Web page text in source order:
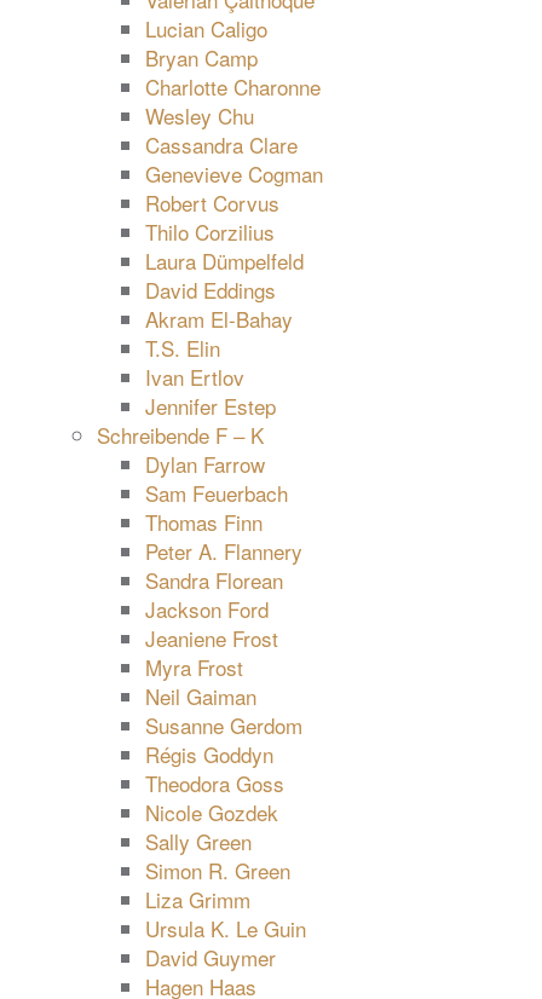
Lucian Caligo
Bryan Camp
Charlotte Charonne
Wesley Chu
Cassandra Clare
Genevieve Cogman
Robert Corvus
Thilo Corzilius
Laura Dümpelfeld
David Eddings
Akram El-Bahay
T.S. Elin
Ivan Ertlov
Jennifer Estep
Schreibende F – K
Dylan Farrow
Sam Feuerbach
Thomas Finn
Peter A. Flannery
Sandra Florean
Jackson Ford
Jeaniene Frost
Myra Frost
Neil Gaiman
Susanne Gerdom
Régis Goddyn
Theodora Goss
Nicole Gozdek
Sally Green
Simon R. Green
Liza Grimm
Ursula K. Le Guin
David Guymer
Hagen Haas